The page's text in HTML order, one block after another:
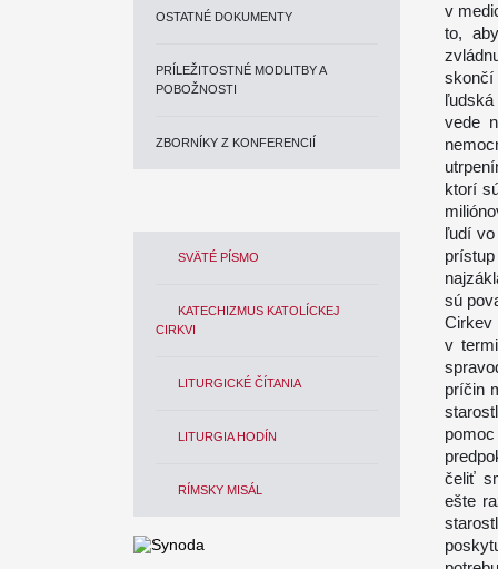
OSTATNÉ DOKUMENTY
PRÍLEŽITOSTNÉ MODLITBY A
POBOŽNOSTI
ZBORNÍKY Z KONFERENCIÍ
SVÄTÉ PÍSMO
KATECHIZMUS KATOLÍCKEJ
CIRKVI
LITURGICKÉ ČÍTANIA
LITURGIA HODÍN
RÍMSKY MISÁL
v
to,
vede
ktorí
ľudí vo
sú
Cirkev
v
príčin
čeliť
ešte